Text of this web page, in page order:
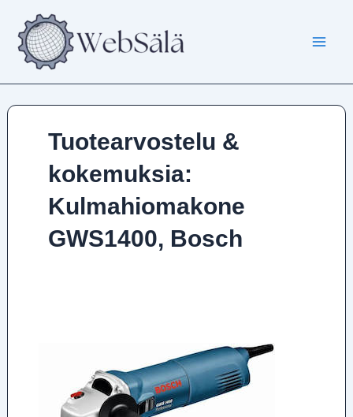
sisältöön
Tuotearvostelu &
kokemuksia:
Kulmahiomakone
GWS1400, Bosch